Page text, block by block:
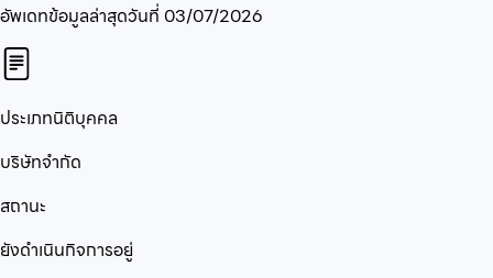
อัพเดทข้อมูลล่าสุดวันที่ 03/07/2026
ประเภทนิติบุคคล
บริษัทจำกัด
สถานะ
ยังดำเนินกิจการอยู่